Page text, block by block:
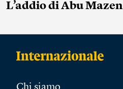
L’addio di Abu Mazen